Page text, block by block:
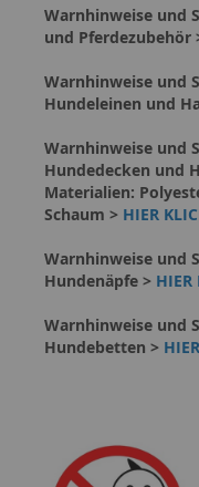
Warnhinweise und
und Pferdezubehör
Warnhinweise und
Hundeleinen und
Warnhinweise und
Hundedecken und
Materialien:
Schaum > HIER
Warnhinweise und
Hundenäpfe > HIER
Warnhinweise und
Hundebetten >